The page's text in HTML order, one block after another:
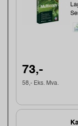
73,-
58,- Eks. Mva.